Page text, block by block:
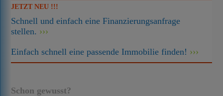
JETZT NEU !!!
Schnell und einfach eine Finanzierungsanfrage
stellen.
Einfach schnell eine passende Immobilie finden!
Schon gewusst?